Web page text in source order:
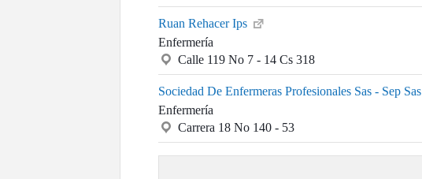
Ruan Rehacer Ips
Enfermería
Calle 119 No 7 - 14 Cs 318
Sociedad De Enfermeras Profesionales Sas - Sep Sas
Enfermería
Carrera 18 No 140 - 53